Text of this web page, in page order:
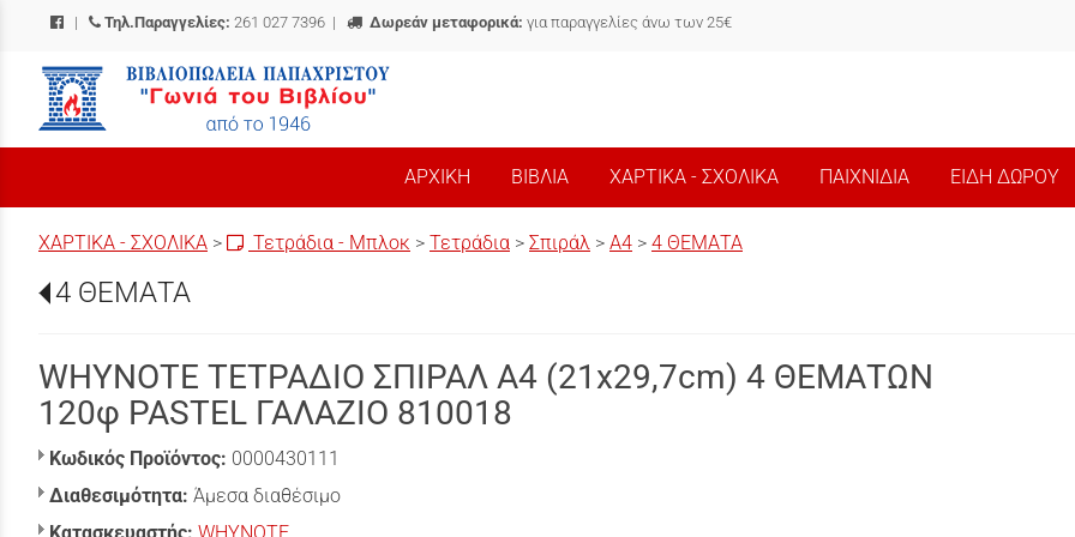
| Τηλ.Παραγγελίες: 261 027 7396 | Δωρεάν μεταφορικά: για παραγγελίες άνω των 25€
/
ΑΡΧΙΚΗ ΒΙΒΛΙΑ ΧΑΡΤΙΚΑ - ΣΧΟΛΙΚΑ ΠΑΙΧΝΙΔΙΑ ΕΙΔΗ ΔΩΡΟΥ
ΧΑΡΤΙΚΑ - ΣΧΟΛΙΚΑ > Τετράδια - Μπλοκ > Τετράδια > Σπιράλ > Α4 > 4 ΘΕΜΑΤΑ
4 ΘΕΜΑΤΑ
WHYNOTE ΤΕΤΡΑΔΙΟ ΣΠΙΡΑΛ Α4 (21x29,7cm) 4 ΘΕΜΑΤΩΝ
120φ PASTEL ΓΑΛΑΖΙΟ 810018
Κωδικός Προϊόντος: 0000430111
Διαθεσιμότητα: Άμεσα διαθέσιμο